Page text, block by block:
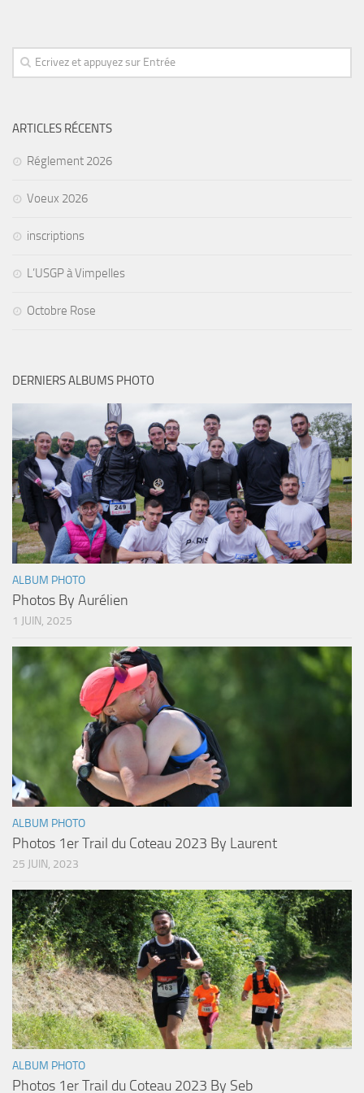
ARTICLES RÉCENTS
Réglement 2026
Voeux 2026
inscriptions
L’USGP à Vimpelles
Octobre Rose
DERNIERS ALBUMS PHOTO
ALBUM PHOTO
Photos By Aurélien
1 JUIN, 2025
ALBUM PHOTO
Photos 1er Trail du Coteau 2023 By Laurent
25 JUIN, 2023
ALBUM PHOTO
Photos 1er Trail du Coteau 2023 By Seb